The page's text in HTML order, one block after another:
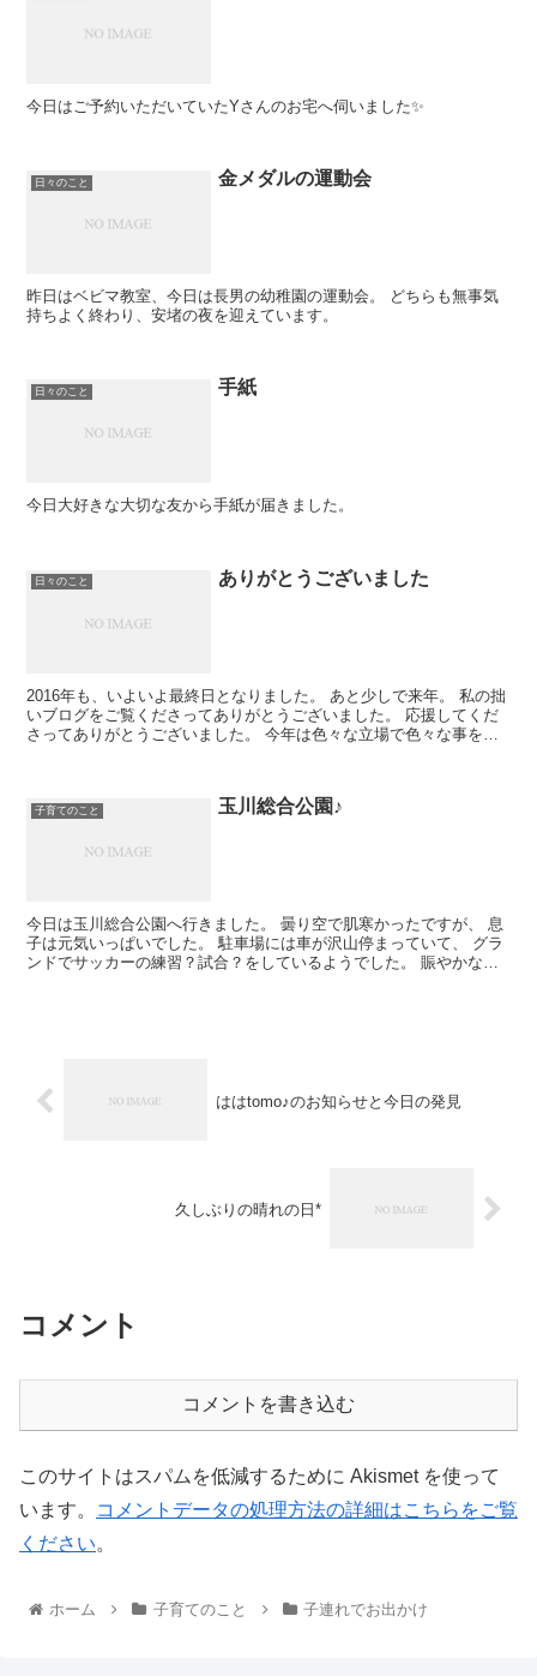
今日はご予約いただいていたYさんのお宅へ伺いました✨
日々のこと 金メダルの運動会
昨日はベビマ教室、今日は長男の幼稚園の運動会。 どちらも無事気
持ちよく終わり、安堵の夜を迎えています。
日々のこと 手紙
今日大好きな大切な友から手紙が届きました。
日々のこと ありがとうございました
2016年も、いよいよ最終日となりました。 あと少しで来年。 私の拙
いブログをご覧くださってありがとうございました。 応援してくだ
さってありがとうございました。 今年は色々な立場で色々な事を
子育てのこと 玉川総合公園♪
今日は玉川総合公園へ行きました。 曇り空で肌寒かったですが、 息
子は元気いっぱいでした。 駐車場には車が沢山停まっていて、 グラ
ンドでサッカーの練習？試合？をしているようでした。 賑やかなグ
ははtomo♪のお知らせと今日の発見
久しぶりの晴れの日*
コメント
コメントを書き込む
このサイトはスパムを低減するために Akismet を使って
います。
コメントデータの処理方法の詳細はこちらをご覧
ください。
ホーム 子育てのこと 子連れでお出かけ